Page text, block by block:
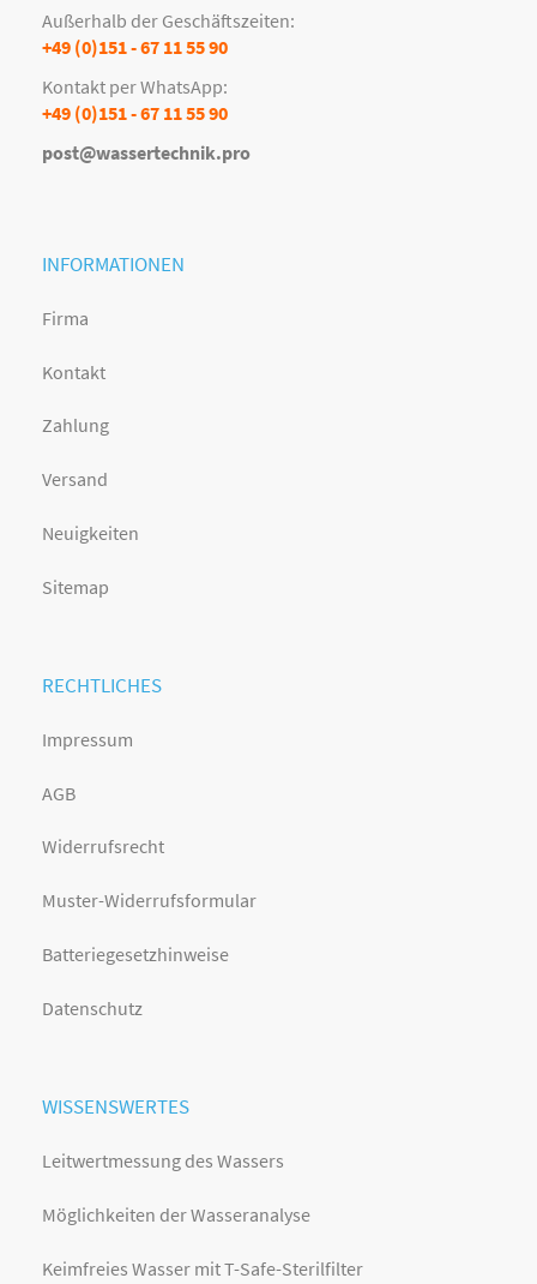
Außerhalb der Geschäftszeiten:
+49 (0)151 - 67 11 55 90
Kontakt per WhatsApp:
+49 (0)151 - 67 11 55 90
post@wassertechnik.pro
INFORMATIONEN
Firma
Kontakt
Zahlung
Versand
Neuigkeiten
Sitemap
RECHTLICHES
Impressum
AGB
Widerrufsrecht
Muster-Widerrufsformular
Batteriegesetzhinweise
Datenschutz
WISSENSWERTES
Leitwertmessung des Wassers
Möglichkeiten der Wasseranalyse
Keimfreies Wasser mit T-Safe-Sterilfilter